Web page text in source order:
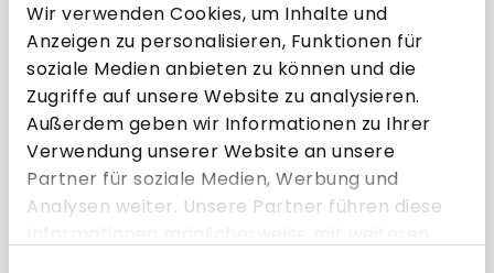
Wir verwenden Cookies, um Inhalte und
Anzeigen zu personalisieren, Funktionen für
soziale Medien anbieten zu können und die
Zugriffe auf unsere Website zu analysieren.
Außerdem geben wir Informationen zu Ihrer
Verwendung unserer Website an unsere
Partner für soziale Medien, Werbung und
Analysen weiter. Unsere Partner führen diese
SpacePole Höhenverstellung für
EC-Geräte + Standfuß &
geneigtem Schwenkarm
194,95 € * pro Stück
Direkt zum Artikel